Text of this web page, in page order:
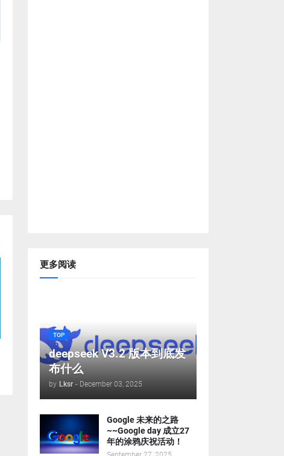
更多阅读
TOP
deepseek V3.2 版本到底发
布什么
by Lksr - December 03, 2025
Google 未来的之路
~~Google day 成立27
年的涂鸦庆祝活动！